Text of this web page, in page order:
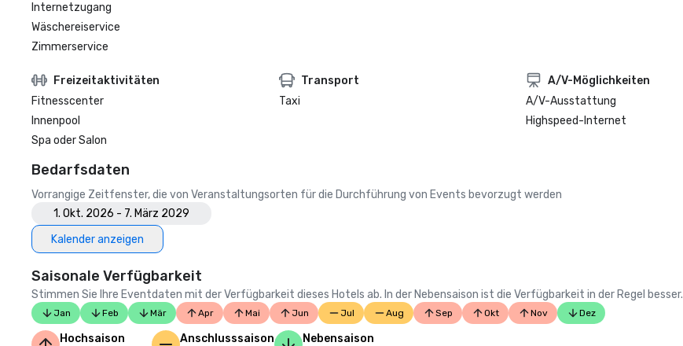
Internetzugang
Wäschereiservice
Zimmerservice
Freizeitaktivitäten
Fitnesscenter
Innenpool
Spa oder Salon
Transport
Taxi
A/V-Möglichkeiten
A/V-Ausstattung
Highspeed-Internet
Bedarfsdaten
Vorrangige Zeitfenster, die von Veranstaltungsorten für die Durchführung von Events bevorzugt werden
1. Okt. 2026 - 7. März 2029
Kalender anzeigen
Saisonale Verfügbarkeit
Stimmen Sie Ihre Eventdaten mit der Verfügbarkeit dieses Hotels ab. In der Nebensaison ist die Verfügbarkeit in der Regel besser.
Jan Feb Mär Apr Mai Jun Jul Aug Sep Okt Nov Dez
Hochsaison
Anschlusssaison
Nebensaison